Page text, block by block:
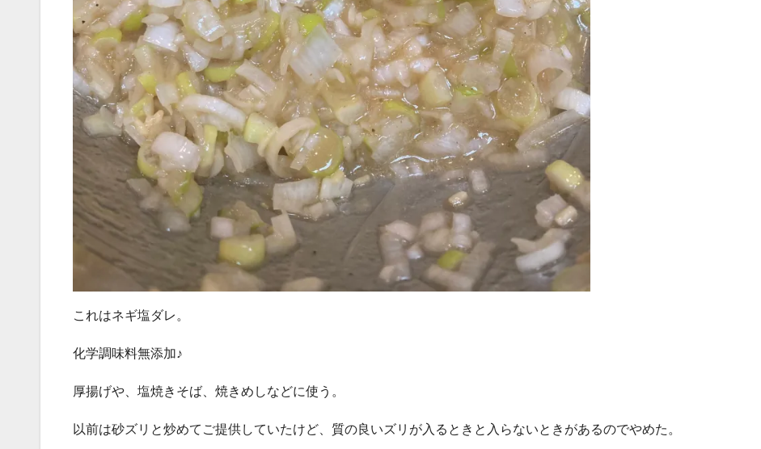
これはネギ塩ダレ。
化学調味料無添加♪
厚揚げや、塩焼きそば、焼きめしなどに使う。
以前は砂ズリと炒めてご提供していたけど、質の良いズリが入るときと入らないときがあるのでやめた。